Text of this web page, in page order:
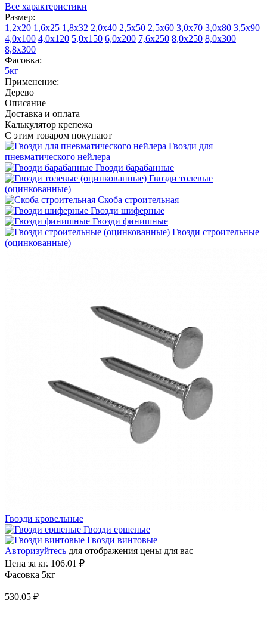
Все характеристики
Размер:
1,2х20 1,6х25 1,8х32 2,0х40 2,5х50 2,5х60 3,0х70 3,0х80 3,5х90
4,0х100 4,0х120 5,0х150 6,0х200 7,6х250 8,0х250 8,0х300
8,8х300
Фасовка:
5кг
Применение:
Дерево
Описание
Доставка и оплата
Калькулятор крепежа
С этим товаром покупают
Гвозди для
пневматического нейлера
Гвозди барабанные
Гвозди толевые
(оцинкованные)
Скоба строительная
Гвозди шиферные
Гвозди финишные
Гвозди строительные
(оцинкованные)
Гвозди кровельные
Гвозди ершеные
Гвозди винтовые
Авторизуйтесь для отображения цены для вас
Цена за кг. 106.01 ₽
Фасовка 5кг
530.05 ₽